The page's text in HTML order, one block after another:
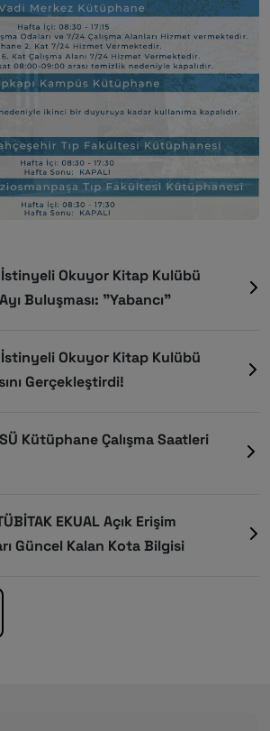
Okuyor Kitap Kulübü
Buluşması: "Yabancı"
Okuyor Kitap Kulübü
Gerçekleştirdi!
Kütüphane Çalışma Saatleri
EKUAL Açık Erişim
Güncel Kalan Kota Bilgisi